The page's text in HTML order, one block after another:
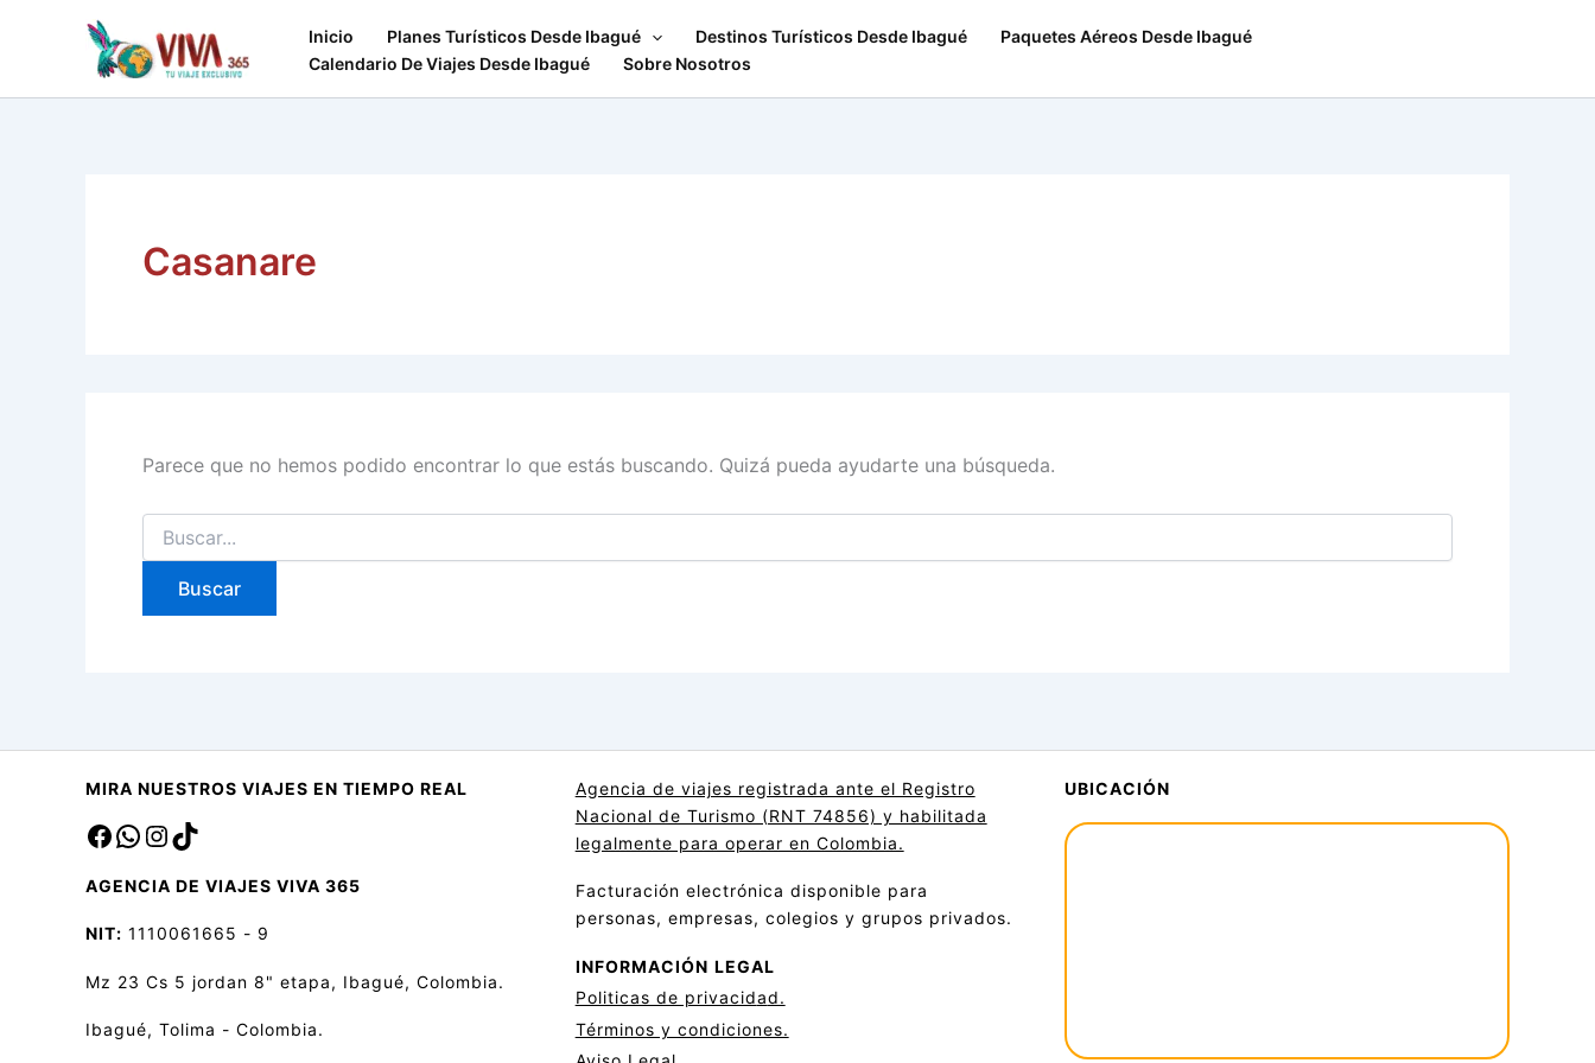
Inicio Planes Turísticos Desde Ibagué Destinos Turísticos Desde Ibagué
Paquetes Aéreos Desde Ibagué
Calendario De Viajes Desde Ibagué
Sobre Nosotros
Casanare
Parece que no hemos podido encontrar lo que estás buscando. Quizá pueda ayudarte una búsqueda.
Buscar
por:
MIRA NUESTROS VIAJES EN TIEMPO REAL
Facebook
saInstagram
TikTok
AGENCIA DE VIAJES VIVA 365
NIT: 1110061665 - 9
Mz 23 Cs 5 jordan 8" etapa, Ibagué, Colombia.
Ibagué, Tolima - Colombia.
Agencia de viajes registrada ante el Registro
Nacional de Turismo (RNT 74856) y habilitada
legalmente para operar en Colombia.
Facturación electrónica disponible para
personas, empresas, colegios y grupos privados.
INFORMACIÓN LEGAL
Politicas de privacidad.
Términos y condiciones.
UBICACIÓN